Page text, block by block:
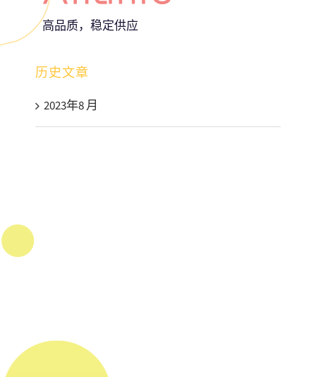
高品质，稳定供应
历史文章
2023年8 月